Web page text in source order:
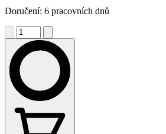
Doručení: 6 pracovních dnů